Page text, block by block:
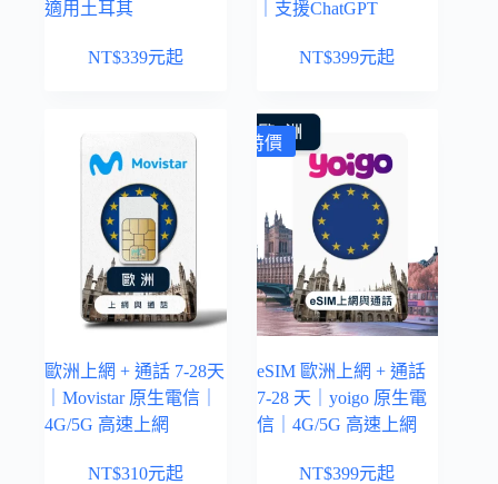
適用土耳其
NT$339元起
｜支援ChatGPT
NT$399元起
歐洲上網 + 通話 7-28天
｜Movistar 原生電信｜
4G/5G 高速上網
NT$310元起
特價
eSIM 歐洲上網 + 通話
7-28 天｜yoigo 原生電
信｜4G/5G 高速上網
NT$399元起